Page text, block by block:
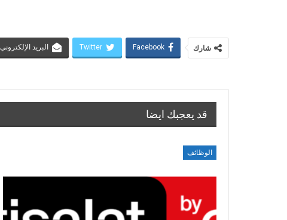
شارك Facebook
Twitter البريد الإلكتروني
قد يعجبك ايضا
الوظائف